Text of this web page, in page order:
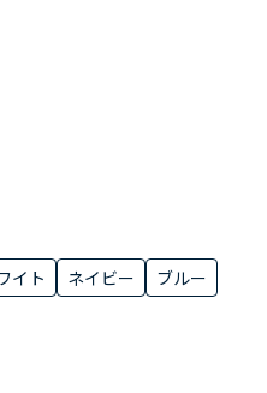
イト ネイビー
ブルー